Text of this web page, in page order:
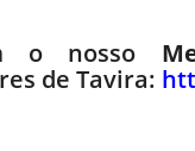
o nosso
de Tavira: